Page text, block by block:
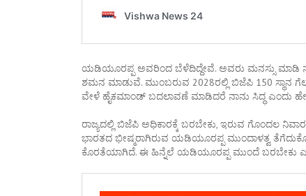
ಯಡಿಯೂರಪ್ಪ ಅವರಿಂದ ಬೆಳೆದಿದ್ದೇವೆ. ಅವರು ಮನಸ್ಸು ಮಾಡಿ
ಶಮನ ಮಾಡುವೆ. ಮುಂಬರುವ 2028ರಲ್ಲಿ ಬಿಜೆಪಿ 150 ಸ್ಥಾನ
ವೇಳೆ ಹೈಕಮಾಂಡ್ ಬದಲಾವಣೆ ಮಾಡಿದರೆ ನಾನು ಸಿದ್ಧ ಎಂದು
ರಾಜ್ಯದಲ್ಲಿ ಬಿಜೆಪಿ ಅಧಿಕಾರಕ್ಕೆ ಬರಬೇಕು, ಇರುವ ಗೊಂದಲ
ಭಾರತದ ಭೀಷ್ಮರಾಗಿರುವ ಯಡಿಯೂರಪ್ಪ ಮುಂದಾಳತ್ವ
ಕೊರತೆಯಾಗಿದೆ. ಈ ಹಿನ್ನೆಲೆ ಯಡಿಯೂರಪ್ಪ ಮುಂದೆ ಬರಬೇಕು